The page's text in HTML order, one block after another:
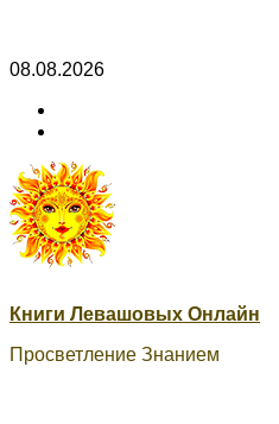
Skip
content
08.08.2026
Книги Левашовых Онлайн
Просветление Знанием